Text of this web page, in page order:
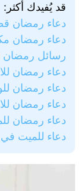
قد يُفيدك أكثر:
دعاء رمضان
دعاء رمضان
رسائل رمضان
دعاء رمضان
دعاء رمضان
دعاء رمضان
دعاء رمضان
دعاء للميت